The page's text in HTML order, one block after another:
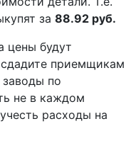
за 88.92 руб.
цены будут
приемщикам
заводы по
не в каждом
расходы на